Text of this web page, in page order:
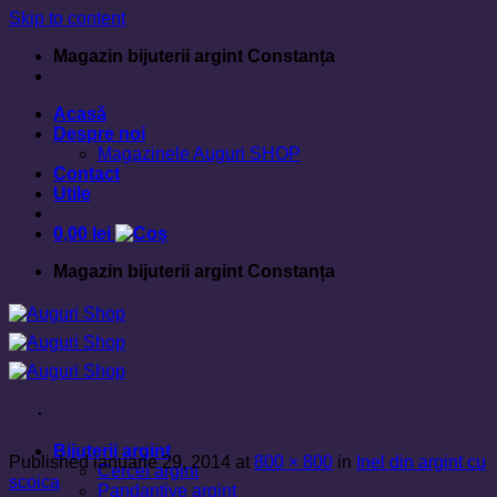
Skip to content
Magazin bijuterii argint Constanța
Acasă
Despre noi
Magazinele Auguri SHOP
Contact
Utile
0,00 lei
Magazin bijuterii argint Constanța
Bijuterii argint
Cercei argint
Pandantive argint
Inel din argint cu scoica
Publishedianuarie 29, 2014 at 800 × 800 in Inel din argint cu
scoica